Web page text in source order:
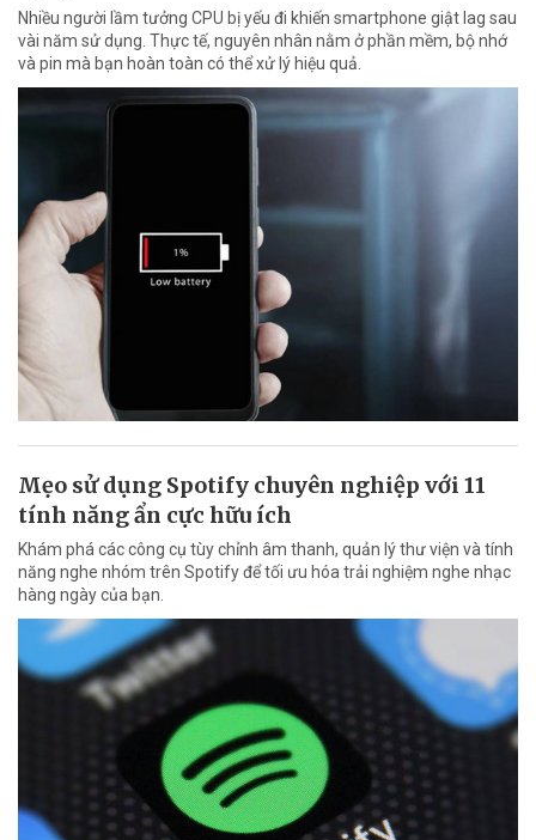
Nhiều người lầm tưởng CPU bị yếu đi khiến smartphone giật lag sau
vài năm sử dụng. Thực tế, nguyên nhân nằm ở phần mềm, bộ nhớ
và pin mà bạn hoàn toàn có thể xử lý hiệu quả.
Mẹo sử dụng Spotify chuyên nghiệp với 11
tính năng ẩn cực hữu ích
Khám phá các công cụ tùy chỉnh âm thanh, quản lý thư viện và tính
năng nghe nhóm trên Spotify để tối ưu hóa trải nghiệm nghe nhạc
hàng ngày của bạn.